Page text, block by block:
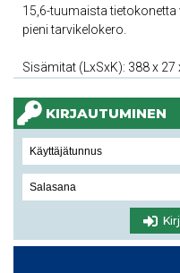
15,6-tuumaista
pieni tarvikelokero.
Sisämitat (LxSxK): 388 x 27
KIRJAUTUMINEN